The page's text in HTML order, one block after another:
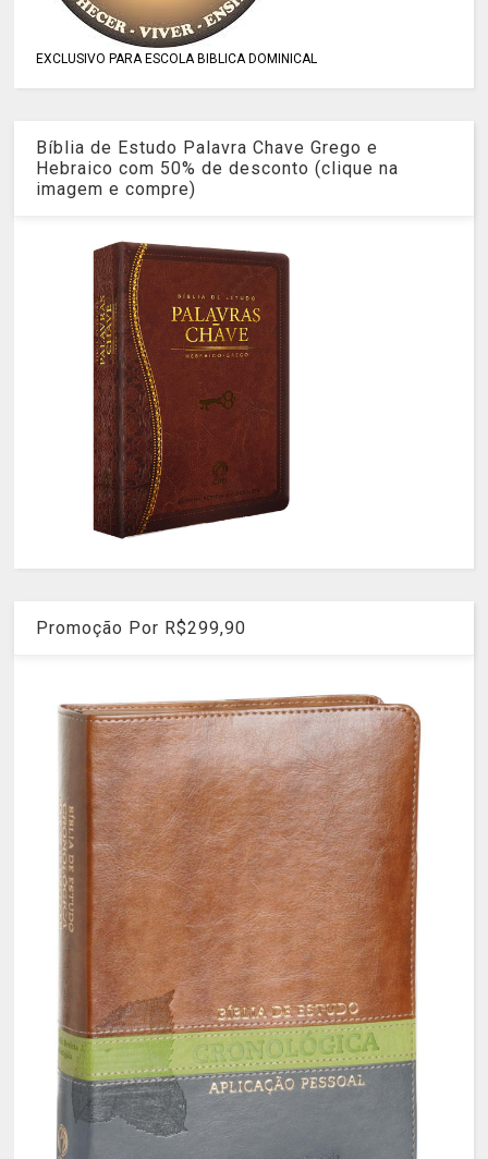
EXCLUSIVO PARA ESCOLA BIBLICA DOMINICAL
Bíblia de Estudo Palavra Chave Grego e
Hebraico com 50% de desconto (clique na
imagem e compre)
Promoção Por R$299,90